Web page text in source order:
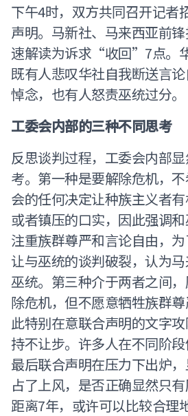
下午4时，双方共同召开记者
声明。马新社、马来西亚前
速解读为诉求“收回”7点。
既有人悲叹华社自我断送言
悼念，也有人怒责巫统过分。
工委会内部的三种不同思考
反思谈判过程，工委会内部
考。第一种是要解除危机，
会的任何决定让种族主义者
或者镇压的口实，因此强调
注重族群尊严和言论自由，
让与巫统的谈判破裂，认为
巫统。第三种介于两者之间
除危机，但不愿意牺牲族群
此特别在意联合声明的文字
持不让步。许多人在不同阶
最后联合声明在压力下出炉
占了上风，是否正确显然只
距离7年，或许可以比较合理